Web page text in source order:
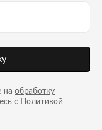
на обработку
с Политикой